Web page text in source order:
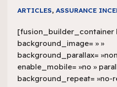
ARTICLES, ASSURANCE
[fusion_builder_container
background_image= » »
background_parallax=
enable_mobile= »no »
background_repeat= »no-